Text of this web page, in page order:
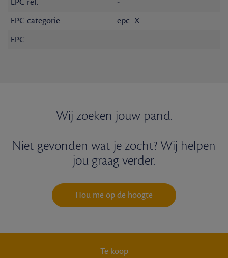
EPC categorie
epc_X
EPC
-
Wij zoeken jouw pand.
Niet gevonden wat je zocht? Wij helpen
jou graag verder.
Hou me op de hoogte
Te koop